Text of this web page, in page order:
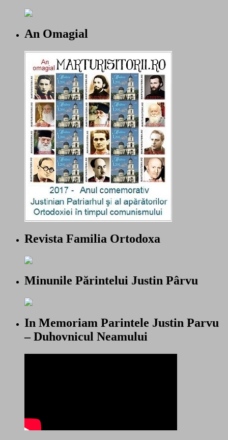
An Omagial
Revista Familia Ortodoxa
Minunile Părintelui Justin Pârvu
In Memoriam Parintele Justin Parvu
– Duhovnicul Neamului